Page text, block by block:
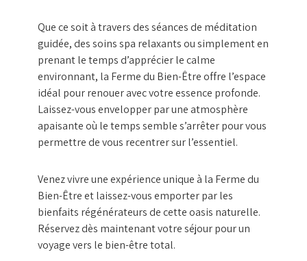
Que ce soit à travers des séances de méditation
guidée, des soins spa relaxants ou simplement en
prenant le temps d’apprécier le calme
environnant, la Ferme du Bien-Être offre l’espace
idéal pour renouer avec votre essence profonde.
Laissez-vous envelopper par une atmosphère
apaisante où le temps semble s’arrêter pour vous
permettre de vous recentrer sur l’essentiel.
Venez vivre une expérience unique à la Ferme du
Bien-Être et laissez-vous emporter par les
bienfaits régénérateurs de cette oasis naturelle.
Réservez dès maintenant votre séjour pour un
voyage vers le bien-être total.